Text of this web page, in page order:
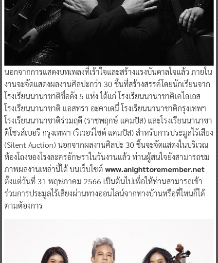
นอกจากการแสดงบทเพลงที่เร้าใจและสร้างแรงบันดาลใจแล้ว ภายใน
งานจะจัดแสดงผลงานศิลปะกว่า 30 ชิ้นที่สร้างสรรค์โดยนักเรียนจาก
โรงเรียนนานาชาติชื่อดัง 5 แห่ง ได้แก่ โรงเรียนนานาชาติเคไอเอส
โรงเรียนนานาชาติ แอสทรา อะคาเดมี่ โรงเรียนนานาชาติกรุงเทพฯ
โรงเรียนนานาชาติร่วมฤดี (ราชพฤกษ์ แคมปัส) และโรงเรียนนานาชา
ติโชรส์เบอรี กรุงเทพฯ (ริเวอร์ไซด์ แคมปัส) สำหรับการประมูลไร้เสียง
(Silent Auction) นอกจากผลงานศิลปะ 30 ชิ้นจะจัดแสดงในบริเวณ
ห้องโถงของโรงละครอักษราในวันงานแล้ว ท่านผู้สนใจยังสามารถชม
ภาพผลงานเหล่านี้ได้ บนเว็บไซต์ www.anighttoremember.net
ตั้งแต่วันที่ 31 พฤษภาคม 2566 เป็นต้นไปเพื่อให้ท่านสามารถเข้า
ร่วมการประมูลไร้เสียงผ่านทางออนไลน์จากทางบ้านหรือที่ไหนก็ได้
ตามต้องการ